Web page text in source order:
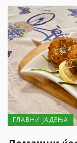
ГЛАВНИ ЈАДЕЊА